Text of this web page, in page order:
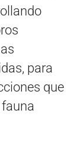
para
que